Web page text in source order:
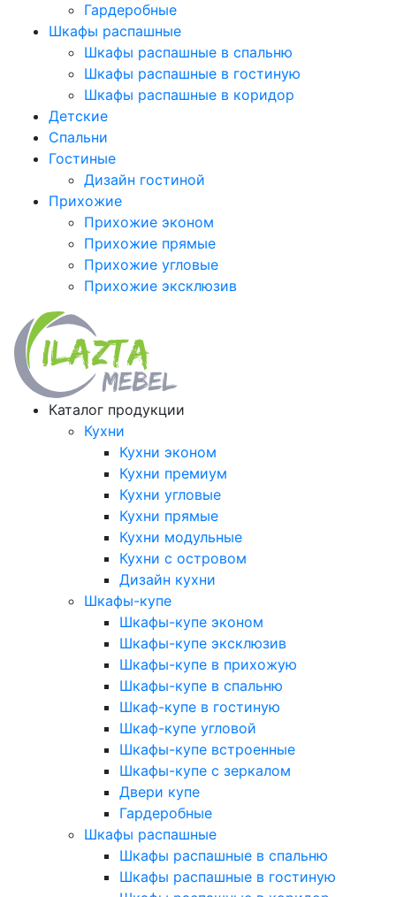
Гардеробные
Шкафы распашные
Шкафы распашные в спальню
Шкафы распашные в гостиную
Шкафы распашные в коридор
Детские
Спальни
Гостиные
Дизайн гостиной
Прихожие
Прихожие эконом
Прихожие прямые
Прихожие угловые
Прихожие эксклюзив
Каталог продукции
Кухни
Кухни эконом
Кухни премиум
Кухни угловые
Кухни прямые
Кухни модульные
Кухни с островом
Дизайн кухни
Шкафы-купе
Шкафы-купе эконом
Шкафы-купе эксклюзив
Шкафы-купе в прихожую
Шкафы-купе в спальню
Шкаф-купе в гостиную
Шкаф-купе угловой
Шкафы-купе встроенные
Шкафы-купе с зеркалом
Двери купе
Гардеробные
Шкафы распашные
Шкафы распашные в спальню
Шкафы распашные в гостиную